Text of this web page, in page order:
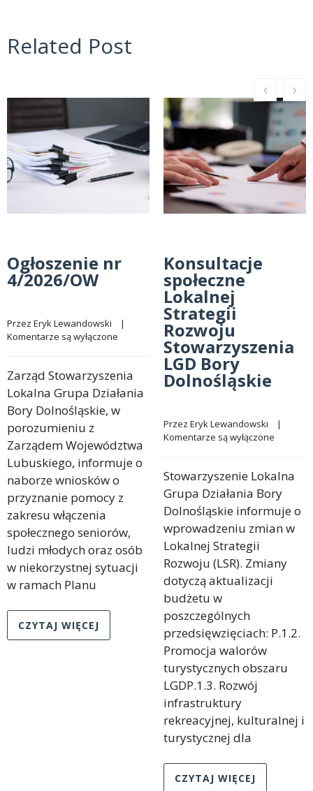
Related Post
Ogłoszenie nr
4/2026/OW
Przez Eryk Lewandowski
Komentarze są wyłączone
Zarząd Stowarzyszenia
Lokalna Grupa Działania
Bory Dolnośląskie, w
porozumieniu z
Zarządem Województwa
Lubuskiego, informuje o
naborze wniosków o
przyznanie pomocy z
zakresu włączenia
społecznego seniorów,
ludzi młodych oraz osób
w niekorzystnej sytuacji
w ramach Planu
CZYTAJ WIĘCEJ
Konsultacje
społeczne
Lokalnej
Strategii
Rozwoju
Stowarzyszenia
LGD Bory
Dolnośląskie
Przez Eryk Lewandowski
Komentarze są wyłączone
Stowarzyszenie Lokalna
Grupa Działania Bory
Dolnośląskie informuje o
wprowadzeniu zmian w
Lokalnej Strategii
Rozwoju (LSR). Zmiany
dotyczą aktualizacji
budżetu w
poszczególnych
przedsięwzięciach: P.1.2.
Promocja walorów
turystycznych obszaru
LGDP.1.3. Rozwój
infrastruktury
rekreacyjnej, kulturalnej i
turystycznej dla
CZYTAJ WIĘCEJ